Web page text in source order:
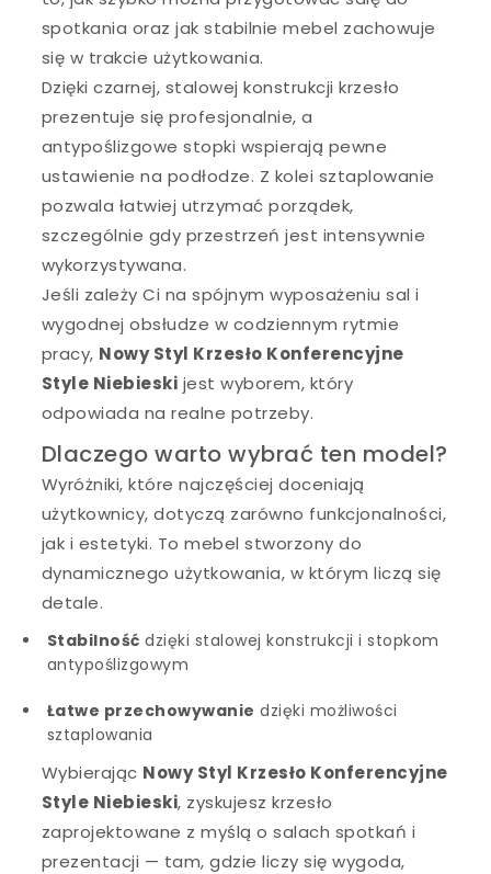
spotkania oraz jak stabilnie mebel zachowuje
się w trakcie użytkowania.
Dzięki czarnej, stalowej konstrukcji krzesło
prezentuje się profesjonalnie, a
antypoślizgowe stopki wspierają pewne
ustawienie na podłodze. Z kolei sztaplowanie
pozwala łatwiej utrzymać porządek,
szczególnie gdy przestrzeń jest intensywnie
wykorzystywana.
Jeśli zależy Ci na spójnym wyposażeniu sal i
wygodnej obsłudze w codziennym rytmie
pracy, Nowy Styl Krzesło Konferencyjne
Style Niebieski jest wyborem, który
odpowiada na realne potrzeby.
Dlaczego warto wybrać ten model?
Wyróżniki, które najczęściej doceniają
użytkownicy, dotyczą zarówno funkcjonalności,
jak i estetyki. To mebel stworzony do
dynamicznego użytkowania, w którym liczą się
detale.
Stabilność dzięki stalowej konstrukcji i stopkom
antypoślizgowym
Łatwe przechowywanie dzięki możliwości
sztaplowania
Wybierając Nowy Styl Krzesło Konferencyjne
Style Niebieski, zyskujesz krzesło
zaprojektowane z myślą o salach spotkań i
prezentacji — tam, gdzie liczy się wygoda,